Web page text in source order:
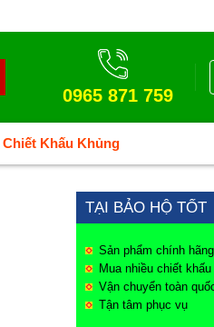
0965 871 759
Chiết Khấu Khủng
TẠI BẢO HỘ TỐT
Sản phẩm chính hãng
Mua nhiều chiết khấu
Vận chuyển toàn
Tận tâm phục vụ